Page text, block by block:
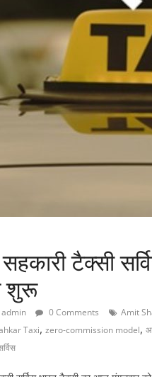
टैक्सी
शुरू
admin 0 Comments Amit
Taxi, zero-commission model,